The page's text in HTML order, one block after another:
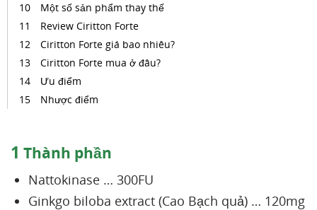
Một số sản phẩm thay thế
Review Ciritton Forte
Ciritton Forte giá bao nhiêu?
Ciritton Forte mua ở đâu?
Ưu điểm
Nhược điểm
1 Thành phần
Nattokinase … 300FU
Ginkgo biloba extract (Cao Bạch quả) … 120mg